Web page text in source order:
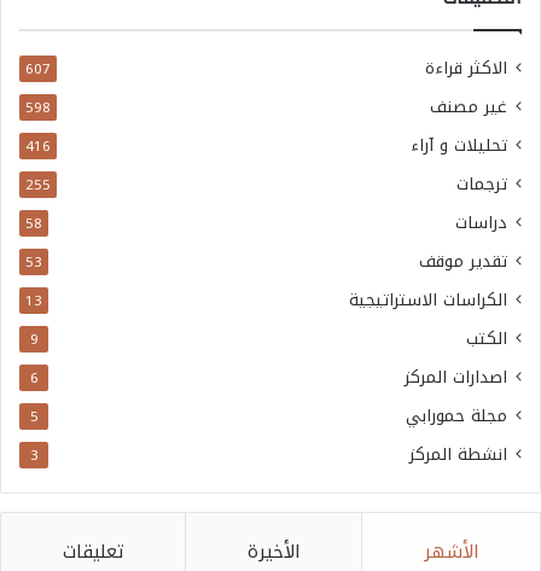
الاكثر قراءة 607
غير مصنف 598
تحليلات و آراء 416
ترجمات 255
دراسات 58
تقدير موقف 53
الكراسات الاستراتيجية 13
الكتب 9
اصدارات المركز 6
مجلة حمورابي 5
انشطة المركز 3
الأشهر الأخيرة تعليقات